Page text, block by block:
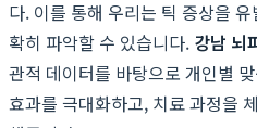
다. 이를 통해 우리는 틱 증상을
확히 파악할 수 있습니다. 강남 뇌
관적 데이터를 바탕으로 개인별
효과를 극대화하고, 치료 과정을